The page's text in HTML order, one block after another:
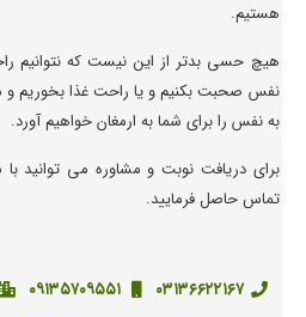
هستیم.
هیچ حسی بدتر از این نیست که نتوانیم
نفس صحبت بکنیم و یا راحت غذا بخوریم و ما
به نفس را برای شما به ارمغان خواهیم آورد.
برای دریافت نوبت و مشاوره می توانید
تماس حاصل فرمایید.
۰۳۱۳۶۶۲۲۱۶۷ ۰۹۱۳۵۷۰۹۵۵۱